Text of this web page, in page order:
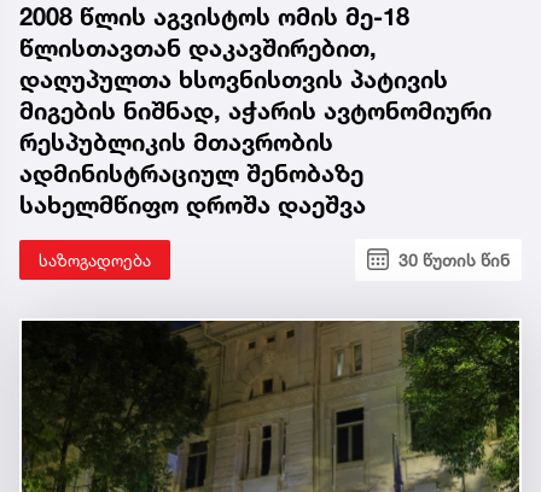
2008 წლის აგვისტოს ომის მე-18
წლისთავთან დაკავშირებით,
დაღუპულთა ხსოვნისთვის პატივის
მიგების ნიშნად, აჭარის ავტონომიური
რესპუბლიკის მთავრობის
ადმინისტრაციულ შენობაზე
სახელმწიფო დროშა დაეშვა
საზოგადოება 30 წუთის წინ